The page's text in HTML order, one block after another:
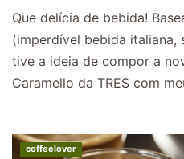
Que delícia de bebida!
(imperdível bebida italiana,
tive a ideia de compor a
Caramello da TRES com
coffeelover